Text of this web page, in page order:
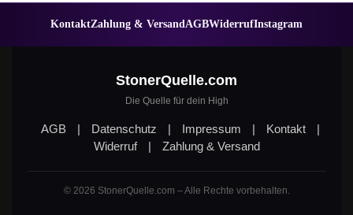
KontaktZahlung & VersandAGBWiderrufInstagram
StonerQuelle.com
Die Quelle für dein High
AGB | Datenschutz | Impressum | Kontakt
|
Widerruf
| Zahlung & Versand
© 2026 StonerQuelle.com – Alle Rechte vorbehalten.